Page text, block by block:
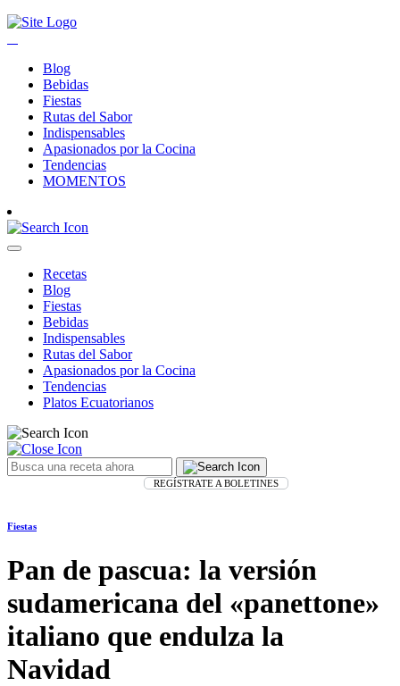
Blog
Bebidas
Fiestas
Rutas del Sabor
Indispensables
Apasionados por la Cocina
Tendencias
MOMENTOS
Recetas
Blog
Fiestas
Bebidas
Indispensables
Rutas del Sabor
Apasionados por la Cocina
Tendencias
Platos Ecuatorianos
REGÍSTRATE A BOLETINES
Fiestas
Pan de pascua: la versión
sudamericana del «panettone»
italiano que endulza la
Navidad